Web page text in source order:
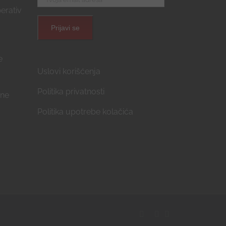
Uslovi korišćenja
Politika privatnosti
Politika upotrebe kolačića